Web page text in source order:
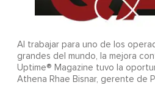
Al trabajar para uno de los
grandes del mundo, la mejora
Uptime® Magazine tuvo la
Athena Rhae Bisnar, gerente de